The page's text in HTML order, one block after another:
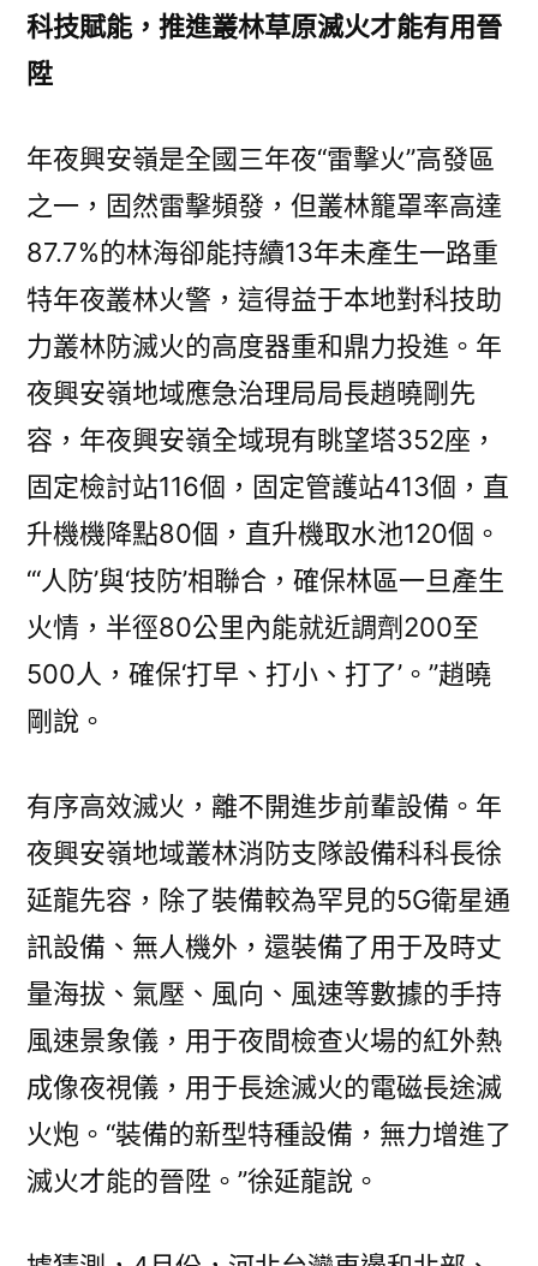
科技賦能，推進叢林草原滅火才能有用晉
陞
年夜興安嶺是全國三年夜“雷擊火”高發區
之一，固然雷擊頻發，但叢林籠罩率高達
87.7%的林海卻能持續13年未產生一路重
特年夜叢林火警，這得益于本地對科技助
力叢林防滅火的高度器重和鼎力投進。年
夜興安嶺地域應急治理局局長趙曉剛先
容，年夜興安嶺全域現有眺望塔352座，
固定檢討站116個，固定管護站413個，直
升機機降點80個，直升機取水池120個。
“‘人防’與‘技防’相聯合，確保林區一旦產生
火情，半徑80公里內能就近調劑200至
500人，確保‘打早、打小、打了’。”趙曉
剛說。
有序高效滅火，離不開進步前輩設備。年
夜興安嶺地域叢林消防支隊設備科科長徐
延龍先容，除了裝備較為罕見的5G衛星通
訊設備、無人機外，還裝備了用于及時丈
量海拔、氣壓、風向、風速等數據的手持
風速景象儀，用于夜間檢查火場的紅外熱
成像夜視儀，用于長途滅火的電磁長途滅
火炮。“裝備的新型特種設備，無力增進了
滅火才能的晉陞。”徐延龍說。